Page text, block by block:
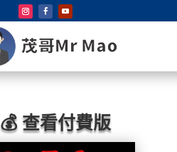
💰 查看付費版